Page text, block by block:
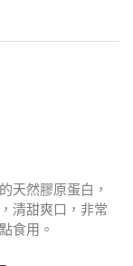
天然膠原蛋白，
清甜爽口，非常
食用。